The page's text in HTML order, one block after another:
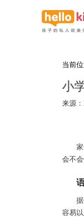
当前位
小
来源：
家长
会不
据研
容易